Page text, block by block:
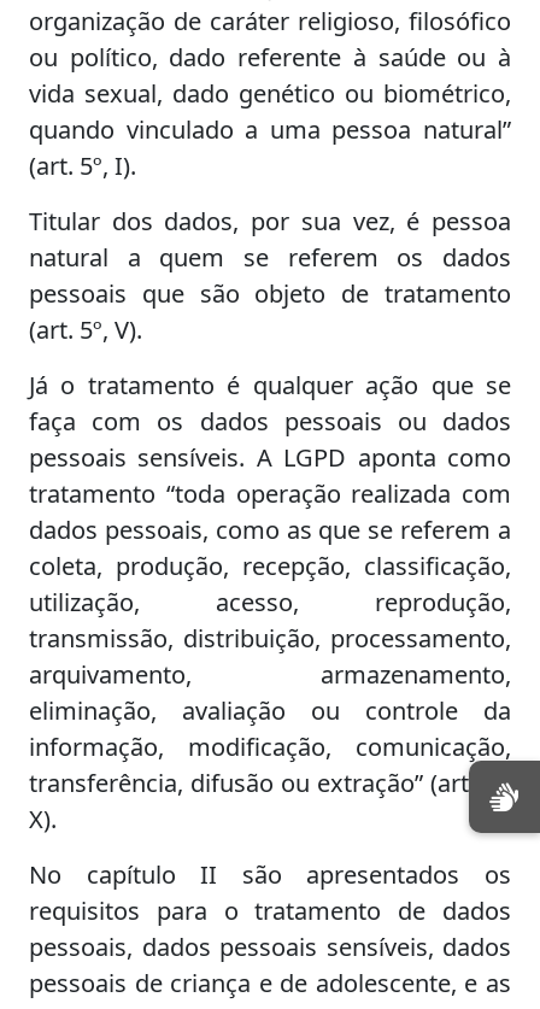
organização de caráter religioso, filosófico
ou político, dado referente à saúde ou à
vida sexual, dado genético ou biométrico,
quando vinculado a uma pessoa natural”
(art. 5º, I).
Titular dos dados, por sua vez, é pessoa
natural a quem se referem os dados
pessoais que são objeto de tratamento
(art. 5º, V).
Já o tratamento é qualquer ação que se
faça com os dados pessoais ou dados
pessoais sensíveis. A LGPD aponta como
tratamento “toda operação realizada com
dados pessoais, como as que se referem a
coleta, produção, recepção, classificação,
utilização, acesso, reprodução,
transmissão, distribuição, processamento,
arquivamento, armazenamento,
eliminação, avaliação ou controle da
informação, modificação, comunicação,
transferência, difusão ou extração” (art. 5º,
X).
No capítulo II são apresentados os
requisitos para o tratamento de dados
pessoais, dados pessoais sensíveis, dados
pessoais de criança e de adolescente, e as